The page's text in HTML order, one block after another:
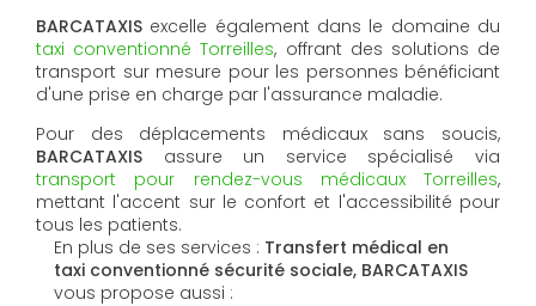
BARCATAXIS excelle également dans le domaine du
taxi conventionné Torreilles, offrant des solutions de
transport sur mesure pour les personnes bénéficiant
d'une prise en charge par l'assurance maladie.
Pour des déplacements médicaux sans soucis,
BARCATAXIS assure un service spécialisé via
transport pour rendez-vous médicaux Torreilles,
mettant l'accent sur le confort et l'accessibilité pour
tous les patients.
En plus de ses services : Transfert médical en
taxi conventionné sécurité sociale, BARCATAXIS
vous propose aussi :